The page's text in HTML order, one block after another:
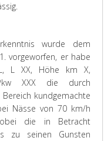
wurde dem
vorgeworfen, er habe
L XX, Höhe km X,
XXX die durch
kundgemachte
Nässe von 70 km/h
die in Betracht
zu seinen Gunsten